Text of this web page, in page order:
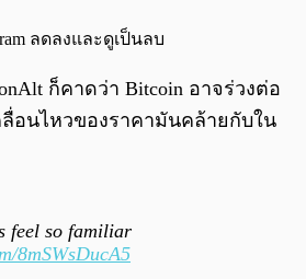
ลดลงและดูเป็นลบ
ก็คาดว่า Bitcoin อาจร่วงต่อ
ลื่อนไหวของราคามันคล้ายกับใน
feel so familiar
8mSWsDucA5